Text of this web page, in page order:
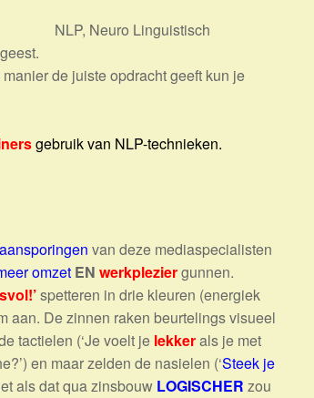
NLP, Neuro Linguistisch
de juiste opdracht geeft kun je
gebruik van NLP-technieken.
van deze mediaspecialisten
omzet EN werkpleziergunnen.
spetteren in drie kleuren (energiek
aan. De zinnen raken beurtelings visueel
tactielen (‘Je voelt je lekkerals je met
en maar zelden de nasielen (‘Steek je
als dat qua zinsbouw LOGISCHER zou